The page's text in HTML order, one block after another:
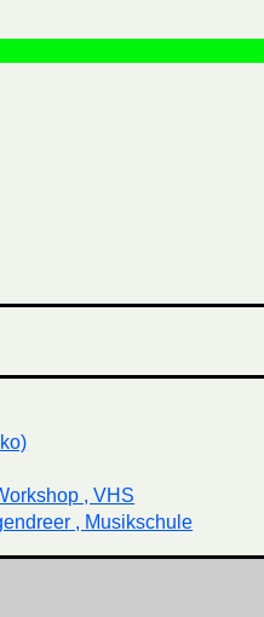
, VHS
, Musikschule